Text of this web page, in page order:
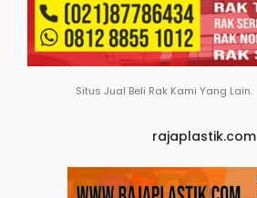
Situs Jual Beli Rak Kami Yang Lain.
rajaplastik.com